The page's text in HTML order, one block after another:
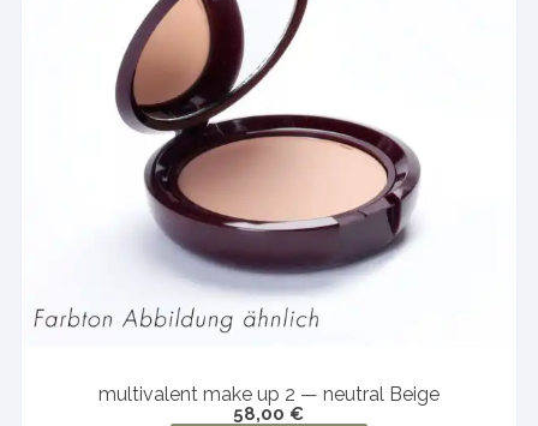
multivalent make up 2 — neutral Beige
58,00 €